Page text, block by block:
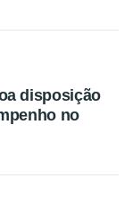
disposição
no